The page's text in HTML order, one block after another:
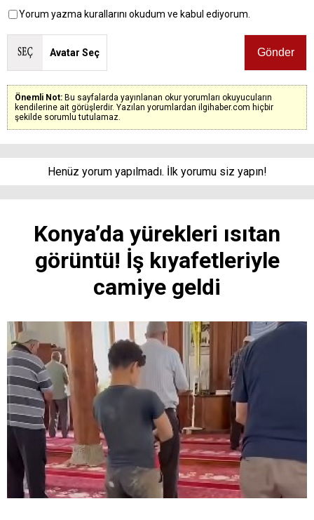
Yorum yazma kurallarını okudum ve kabul ediyorum.
Avatar Seç
Önemli Not: Bu sayfalarda yayınlanan okur yorumları okuyucuların
kendilerine ait görüşlerdir. Yazılan yorumlardan ilgihaber.com hiçbir
şekilde sorumlu tutulamaz.
Henüz yorum yapılmadı. İlk yorumu siz yapın!
Konya’da yürekleri ısıtan
görüntü! İş kıyafetleriyle
camiye geldi